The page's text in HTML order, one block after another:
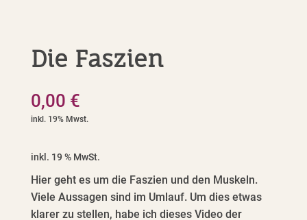
Die Faszien
0,00 €
inkl. 19 % MwSt.
Hier geht es um die Faszien und den Muskeln.
Viele Aussagen sind im Umlauf. Um dies etwas
klarer zu stellen, habe ich dieses Video der